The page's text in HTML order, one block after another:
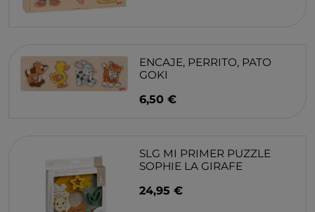
ENCAJE, PERRITO, PATO
GOKI
6,50 €
SLG MI PRIMER PUZZLE
SOPHIE LA GIRAFE
24,95 €